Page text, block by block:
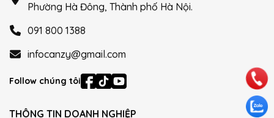
Phường Hà Đông, Thành phố Hà Nội.
091 800 1388
infocanzy@gmail.com
Follow chúng tôi
THÔNG TIN DOANH NGHIỆP